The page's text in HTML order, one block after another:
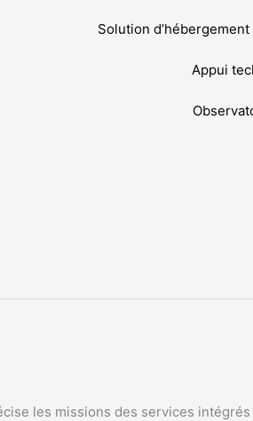
Solution
Appui
les missions des services intégrés